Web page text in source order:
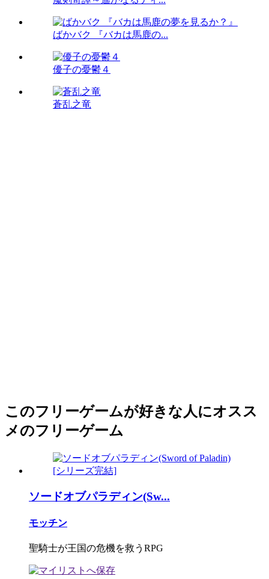
ばかバク 『バカは馬鹿の...
優子の憂鬱４
蒼乱之竜
このフリーゲームが好きな人にオスス
メのフリーゲーム
ソードオブパラディン(Sw...
モッチン
聖騎士が王国の危機を救うRPG